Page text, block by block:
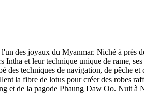
des joyaux du Myanmar. Niché à près
et leur technique unique de rame,
techniques de navigation, de pêche
la fibre de lotus pour créer des robes
et de la pagode Phaung Daw Oo. Nuit à